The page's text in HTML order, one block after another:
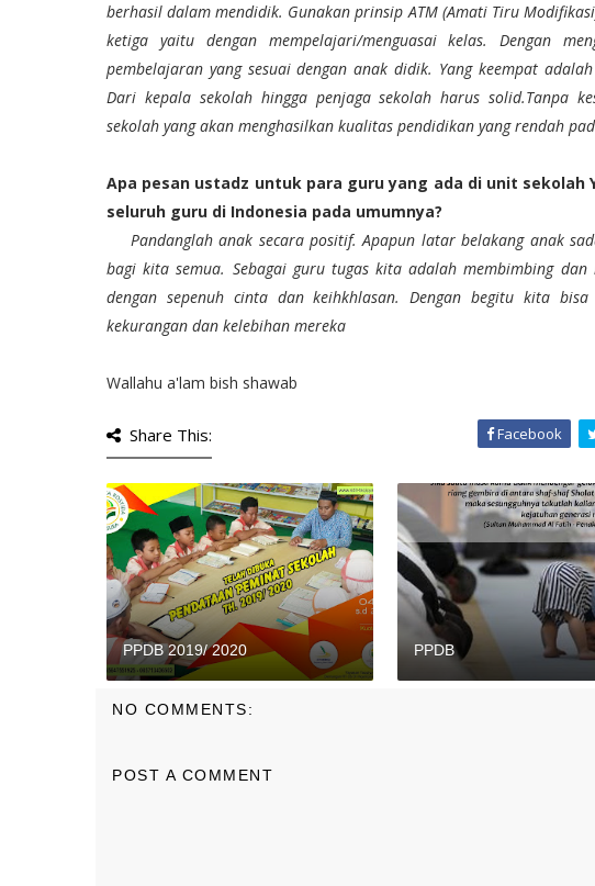
berhasil dalam mendidik. Gunakan prinsip ATM (Amati Tiru
ketiga yaitu dengan mempelajari/menguasai kelas. Dengan
pembelajaran yang sesuai dengan anak didik. Yang keempat
Dari kepala sekolah hingga penjaga sekolah harus solid.Tanpa
sekolah yang akan menghasilkan kualitas pendidikan yang rendah
Apa pesan ustadz untuk para guru yang ada di unit sekolah
seluruh guru di Indonesia pada umumnya?
Pandanglah anak secara positif. Apapun latar belakang anak
bagi kita semua. Sebagai guru tugas kita adalah membimbing
dengan sepenuh cinta dan keihkhlasan. Dengan begitu kita
kekurangan dan kelebihan mereka
Wallahu a'lam bish shawab
Share This: Facebook
PPDB 2019/ 2020 PPDB
NO COMMENTS:
POST A COMMENT